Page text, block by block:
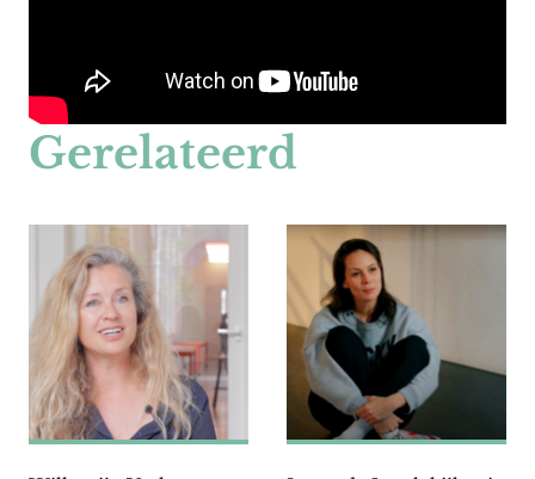
Gerelateerd